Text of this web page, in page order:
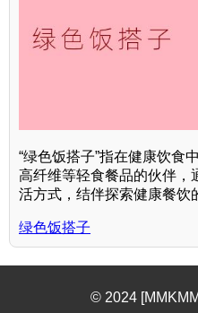
“绿色饭搭子”指在健康饮食
高纤维等轻食餐品的伙伴，
活方式，结伴探索健康餐饮
绿色饭搭子
© 2024